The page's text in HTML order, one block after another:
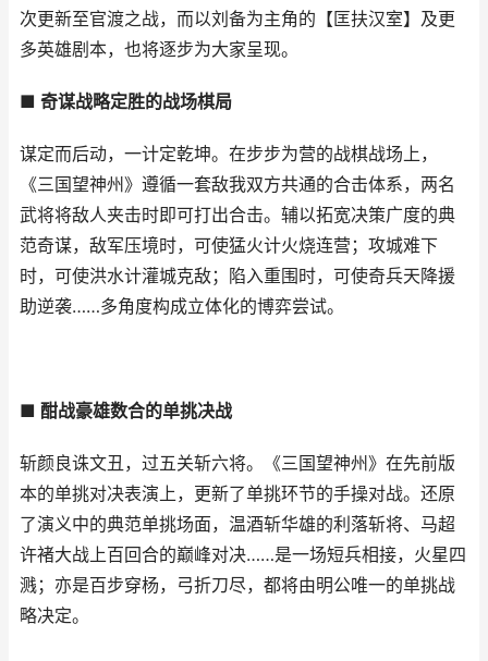
次更新至官渡之战，而以刘备为主角的【匡扶汉室】及更
多英雄剧本，也将逐步为大家呈现。
■ 奇谋战略定胜的战场棋局
谋定而后动，一计定乾坤。在步步为营的战棋战场上，
《三国望神州》遵循一套敌我双方共通的合击体系，两名
武将将敌人夹击时即可打出合击。辅以拓宽决策广度的典
范奇谋，敌军压境时，可使猛火计火烧连营；攻城难下
时，可使洪水计灌城克敌；陷入重围时，可使奇兵天降援
助逆袭……多角度构成立体化的博弈尝试。
■ 酣战豪雄数合的单挑决战
斩颜良诛文丑，过五关斩六将。《三国望神州》在先前版
本的单挑对决表演上，更新了单挑环节的手操对战。还原
了演义中的典范单挑场面，温酒斩华雄的利落斩将、马超
许褚大战上百回合的巅峰对决……是一场短兵相接，火星四
溅；亦是百步穿杨，弓折刀尽，都将由明公唯一的单挑战
略决定。